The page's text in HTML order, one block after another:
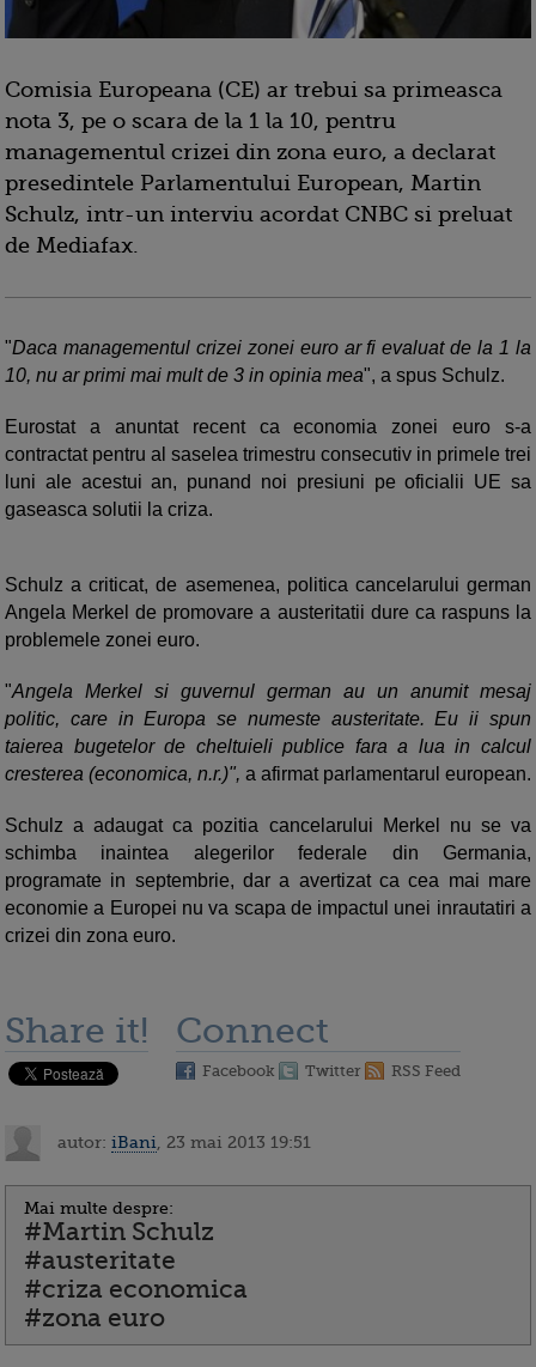
Comisia Europeana (CE) ar trebui sa primeasca
nota 3, pe o scara de la 1 la 10, pentru
managementul crizei din zona euro, a declarat
presedintele Parlamentului European, Martin
Schulz, intr-un interviu acordat CNBC si preluat
de Mediafax.
"Daca managementul crizei zonei euro ar fi evaluat de la 1 la
10, nu ar primi mai mult de 3 in opinia mea", a spus Schulz.
Eurostat a anuntat recent ca economia zonei euro s-a
contractat pentru al saselea trimestru consecutiv in primele trei
luni ale acestui an, punand noi presiuni pe oficialii UE sa
gaseasca solutii la criza.
Schulz a criticat, de asemenea, politica cancelarului german
Angela Merkel de promovare a austeritatii dure ca raspuns la
problemele zonei euro.
"Angela Merkel si guvernul german au un anumit mesaj
politic, care in Europa se numeste austeritate. Eu ii spun
taierea bugetelor de cheltuieli publice fara a lua in calcul
cresterea (economica, n.r.)", a afirmat parlamentarul european.
Schulz a adaugat ca pozitia cancelarului Merkel nu se va
schimba inaintea alegerilor federale din Germania,
programate in septembrie, dar a avertizat ca cea mai mare
economie a Europei nu va scapa de impactul unei inrautatiri a
crizei din zona euro.
Share it! Connect
Facebook Twitter RSS Feed
autor: iBani , 23 mai 2013 19:51
Mai multe despre:
#Martin Schulz
#austeritate
#criza economica
#zona euro